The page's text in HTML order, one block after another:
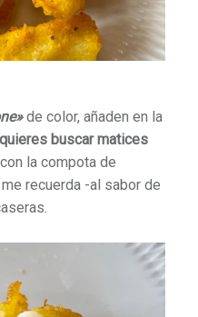
de color, añaden en la
buscar matices
la compota de
recuerda -al sabor de